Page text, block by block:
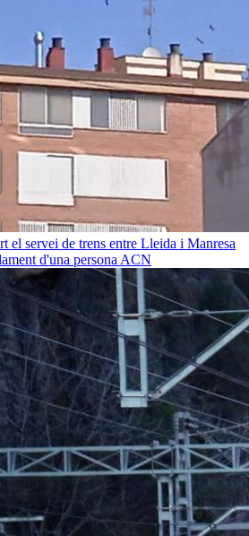
el servei de trens entre Lleida i Manresa
d'una persona ACN